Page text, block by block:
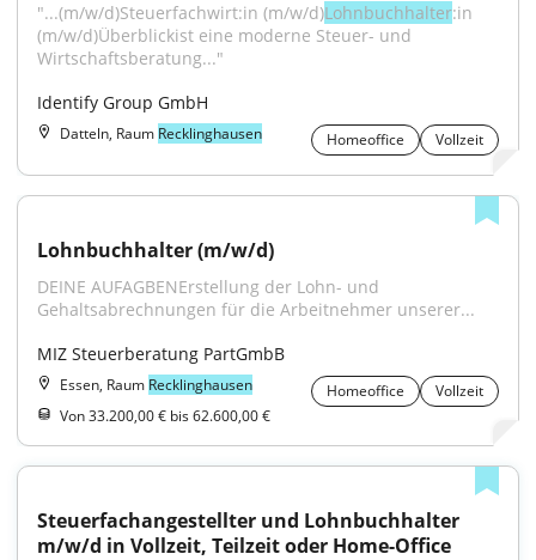
"...(m/w/d)Steuerfachwirt:in (m/w/d)Lohnbuchhalter:in
(m/w/d)Überblickist eine moderne Steuer- und
Wirtschaftsberatung..."
Identify Group GmbH
Datteln, Raum Recklinghausen Homeoffice Vollzeit
Lohnbuchhalter (m/w/d)
DEINE AUFAGBENErstellung der Lohn- und
Gehaltsabrechnungen für die Arbeitnehmer unserer...
MIZ Steuerberatung PartGmbB
Essen, Raum Recklinghausen Homeoffice
Vollzeit
Von 33.200,00 € bis 62.600,00 €
Steuerfachangestellter und Lohnbuchhalter
m/w/d in Vollzeit, Teilzeit oder Home-Office